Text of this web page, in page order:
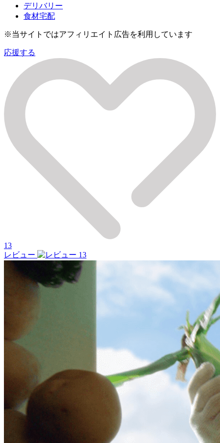
デリバリー
食材宅配
※当サイトではアフィリエイト広告を利用しています
応援する
13
レビュー
13